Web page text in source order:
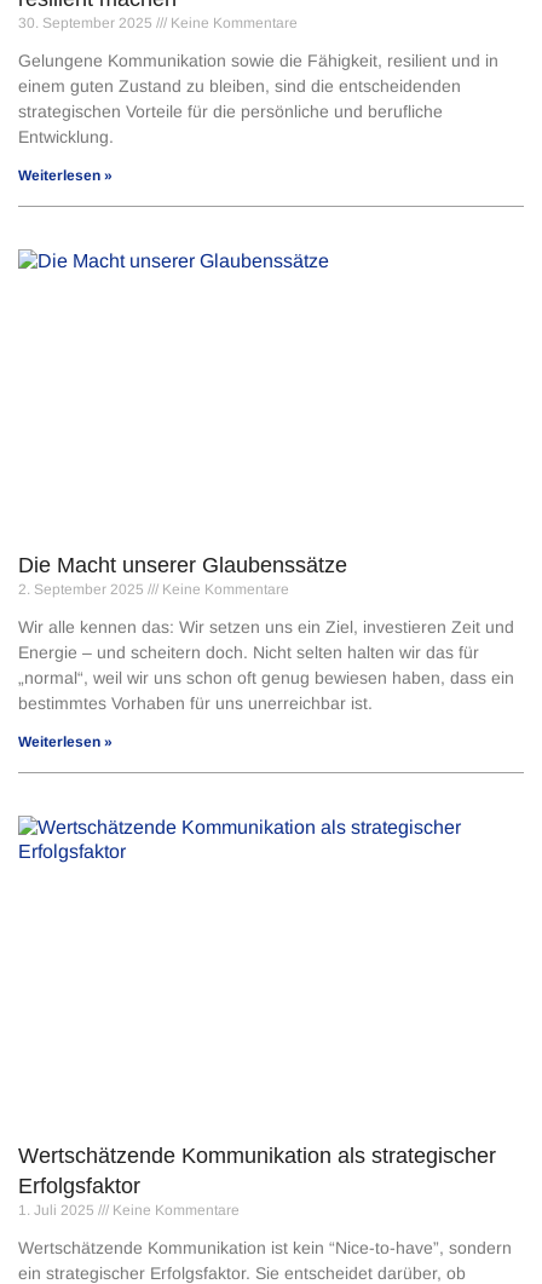
30. September 2025 Keine Kommentare
Gelungene Kommunikation sowie die Fähigkeit, resilient und in
einem guten Zustand zu bleiben, sind die entscheidenden
strategischen Vorteile für die persönliche und berufliche
Entwicklung.
Weiterlesen »
Die Macht unserer Glaubenssätze
2. September 2025 Keine Kommentare
Wir alle kennen das: Wir setzen uns ein Ziel, investieren Zeit und
Energie – und scheitern doch. Nicht selten halten wir das für
„normal“, weil wir uns schon oft genug bewiesen haben, dass ein
bestimmtes Vorhaben für uns unerreichbar ist.
Weiterlesen »
Wertschätzende Kommunikation als strategischer
Erfolgsfaktor
1. Juli 2025 Keine Kommentare
Wertschätzende Kommunikation ist kein “Nice-to-have”, sondern
ein strategischer Erfolgsfaktor. Sie entscheidet darüber, ob